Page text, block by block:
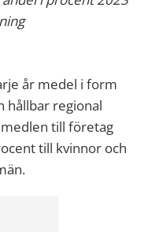
år medel i form
hållbar regional
till företag
till kvinnor och